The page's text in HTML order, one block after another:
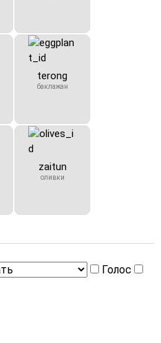
terong
баклажан
zaitun
оливки
Голос